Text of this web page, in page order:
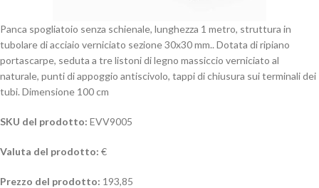
Panca spogliatoio senza schienale, lunghezza 1 metro, struttura in
tubolare di acciaio verniciato sezione 30x30 mm.. Dotata di ripiano
portascarpe, seduta a tre listoni di legno massiccio verniciato al
naturale, punti di appoggio antiscivolo, tappi di chiusura sui terminali dei
tubi. Dimensione 100 cm
SKU del prodotto: EVV9005
Valuta del prodotto: €
Prezzo del prodotto: 193,85